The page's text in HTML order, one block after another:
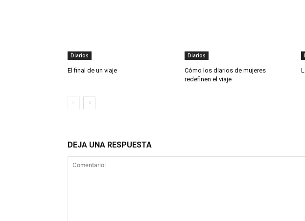
Diarios
El final de un viaje
Diarios
Cómo los diarios de mujeres
redefinen el viaje
DEJA UNA RESPUESTA